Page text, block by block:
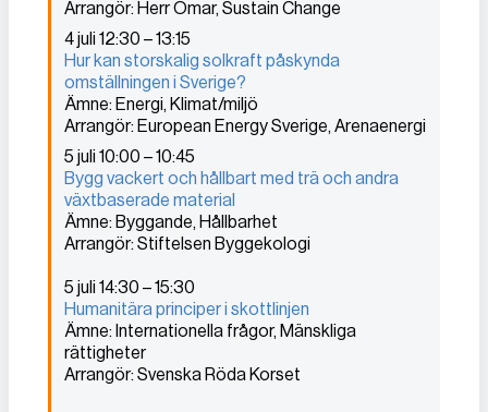
Arrangör: Herr Omar, Sustain Change
4 juli 12:30 – 13:15
Hur kan storskalig solkraft påskynda
omställningen i Sverige?
Ämne: Energi, Klimat/miljö
Arrangör: European Energy Sverige, Arenaenergi
5 juli 10:00 – 10:45
Bygg vackert och hållbart med trä och andra
växtbaserade material
Ämne: Byggande, Hållbarhet
Arrangör: Stiftelsen Byggekologi
5 juli 14:30 – 15:30
Humanitära principer i skottlinjen
Ämne: Internationella frågor, Mänskliga
rättigheter
Arrangör: Svenska Röda Korset